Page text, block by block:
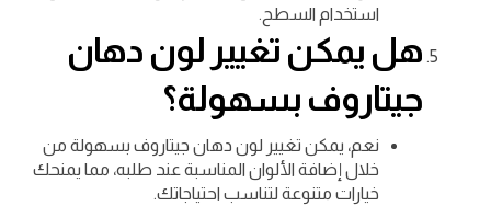
استخدام السطح.
هل يمكن تغيير لون دهان
جيتاروف بسهولة؟
نعم، يمكن تغيير لون دهان جيتاروف بسهولة من
خلال إضافة الألوان المناسبة عند طلبه، مما يمنحك
خيارات متنوعة لتناسب احتياجاتك.